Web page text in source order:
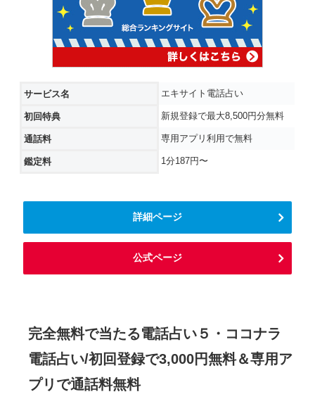
サービス名 エキサイト電話占い
初回特典 新規登録で最大8,500円分無料
通話料 専用アプリ利用で無料
鑑定料 1分187円〜
詳細ページ
公式ページ
完全無料で当たる電話占い５・ココナラ
電話占い/初回登録で3,000円無料＆専用ア
プリで通話料無料